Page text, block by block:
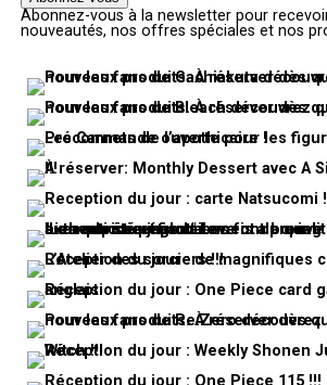
Abonnez-vous à la newsletter pour
nouveautés, nos offres spéciales et nos